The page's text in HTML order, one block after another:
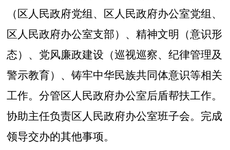
（区人民政府党组、区人民政府办公室党组、
区人民政府办公室支部）、精神文明（意识形
态）、党风廉政建设（巡视巡察、纪律管理及
警示教育）、铸牢中华民族共同体意识等相关
工作。分管区人民政府办公室后盾帮扶工作。
协助主任负责区人民政府办公室班子会。完成
领导交办的其他事项。